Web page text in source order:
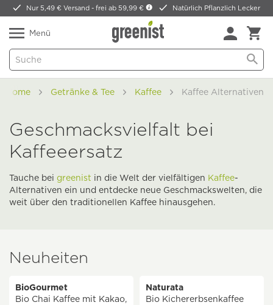
Nur 5,49 € Versand -frei ab 59,99 € Natürlich Pflanzlich Lecker
Menü
Home Getränke & Tee Kaffee Kaffee Alternativen
Geschmacksvielfalt bei
Kaffeeersatz
Tauche bei greenist in die Welt der vielfältigen Kaffee-
Alternativen ein und entdecke neue Geschmackswelten, die
weit über den traditionellen Kaffee hinausgehen.
Neuheiten
BioGourmet
Bio Chai Kaffee mit Kakao,
Naturata
Bio Kichererbsenkaffee